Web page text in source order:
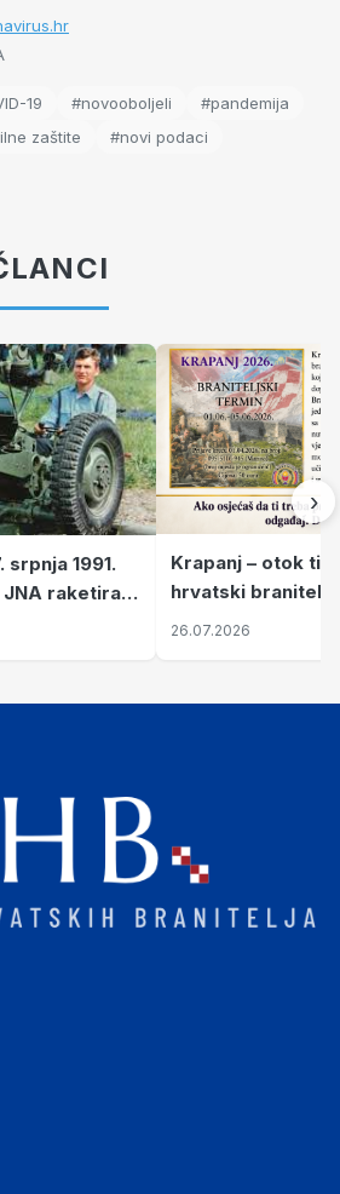
19 #novooboljeli
#pandemija
zaštite
#novi podaci
srpnja 1991.
raketirali
"Nikola
Krapanj – otok
hrvatski branitelji
pronalaze mir
26.07.2026
›